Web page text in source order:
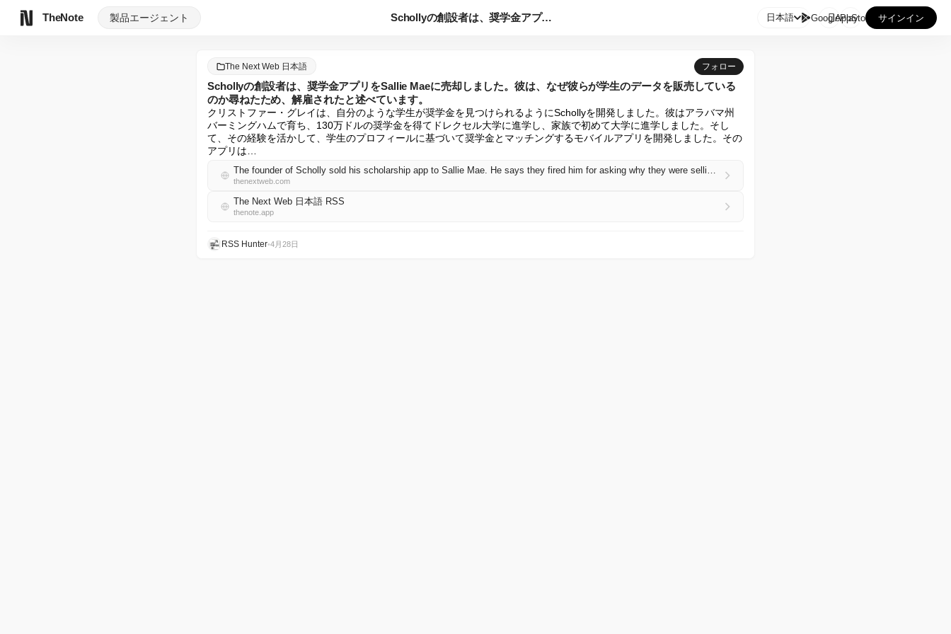
TheNote 製品エージェント Schollyの創設者は、奨学金アプリをSallie Mae... 日本語 GooglePlay
AppStore サインイン
The Next Web 日本語 フォロー
Schollyの創設者は、奨学金アプリをSallie Maeに売却しました。彼は、なぜ彼らが学生のデータを販売している
のか尋ねたため、解雇されたと述べています。
クリストファー・グレイは、自分のような学生が奨学金を見つけられるようにSchollyを開発しました。彼はアラバマ州
バーミングハムで育ち、130万ドルの奨学金を得てドレクセル大学に進学し、家族で初めて大学に進学しました。そし
て、その経験を活かして、学生のプロフィールに基づいて奨学金とマッチングするモバイルアプリを開発しました。その
アプリは…
The founder of Scholly sold his scholarship app to Sallie Mae. He says they fired him for asking why they were selling students’ data.
thenextweb.com
The Next Web 日本語 RSS
thenote.app
RSS Hunter•4月28日